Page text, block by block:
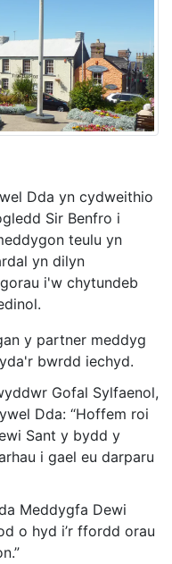
Dda yn cydweithio
Sir Benfro i
teulu yn
yn dilyn
i'w chytundeb
y partner meddyg
bwrdd iechyd.
Gofal Sylfaenol,
Dda: “Hoffem roi
Sant y bydd y
i gael eu darparu
Meddygfa Dewi
o hyd i’r ffordd orau